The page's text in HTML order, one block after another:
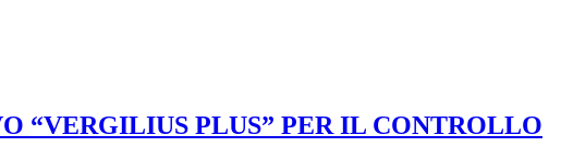
“VERGILIUS PLUS” PER IL CONTROLLO